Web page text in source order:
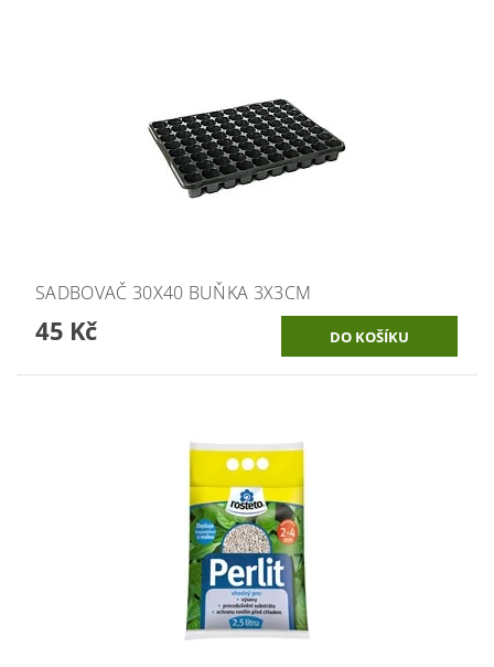
SADBOVAČ 30X40 BUŇKA 3X3CM
45 Kč